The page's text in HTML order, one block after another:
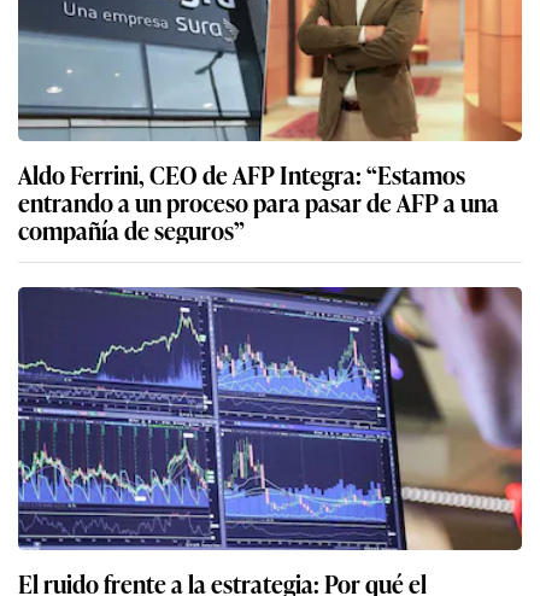
Aldo Ferrini, CEO de AFP Integra: “Estamos
entrando a un proceso para pasar de AFP a una
compañía de seguros”
El ruido frente a la estrategia: Por qué el